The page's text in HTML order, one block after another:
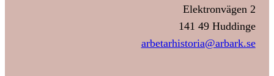
Elektronvägen 2
141 49 Huddinge
arbetarhistoria@arbark.se